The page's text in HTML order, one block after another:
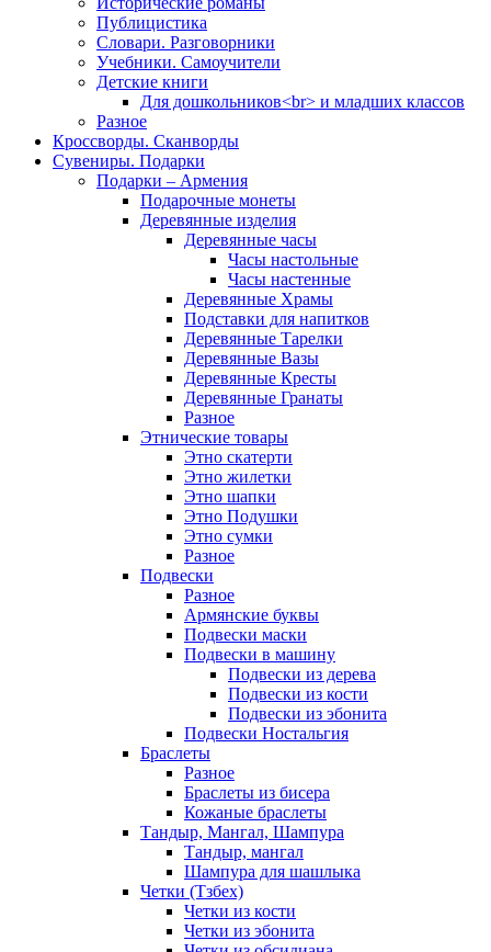
Публицистика
Словари. Разговорники
Учебники. Самоучители
Детские книги
Для дошкольников<br> и младших классов
Разное
Кроссворды. Сканворды
Сувениры. Подарки
Подарки – Армения
Подарочные монеты
Деревянные изделия
Деревянные часы
Часы настольные
Часы настенные
Деревянные Храмы
Подставки для напитков
Деревянные Тарелки
Деревянные Вазы
Деревянные Кресты
Деревянные Гранаты
Разное
Этнические товары
Этно скатерти
Этно жилетки
Этно шапки
Этно Подушки
Этно сумки
Разное
Подвески
Разное
Армянские буквы
Подвески маски
Подвески в машину
Подвески из дерева
Подвески из кости
Подвески из эбонита
Подвески Ностальгия
Браслеты
Разное
Браслеты из бисера
Кожаные браслеты
Тандыр, Мангал, Шампура
Тандыр, мангал
Шампура для шашлыка
Четки (Тзбех)
Четки из кости
Четки из эбонита